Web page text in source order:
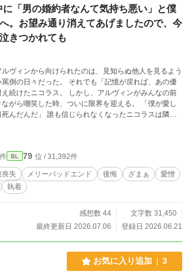
に「男の婚約者なんて気持ち悪い」と僕
。お望み通り消えてあげましたので、今
きつかれても
ヴィンから向けられたのは、見知らぬ他人を見るよう
倒の日々だった。 それでも「記憶が戻れば、あの優
続けたニコラス。 しかし、アルヴィンがみんなの前
嘲笑した時、ついに限界を迎える。 「僕が愛し
くなったニコラスは隣国
留学先で過去を乗り越え、新しい幸福を掴んだニコ
た」と涙を流すアルヴィンが現れるが、すでにニコ
残ってなくて―――……。
BL 79 位 / 31,392件
喪失 メリーバッドエンド 後悔 ざまぁ
愛憎
執着
感想数 44
文字数 31,450
最終更新日 2026.07.06
登録日 2026.06.21
お気に入り追加 3